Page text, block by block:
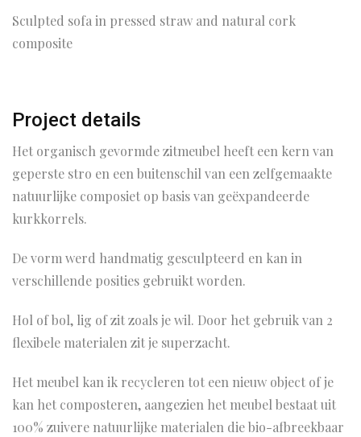
Sculpted sofa in pressed straw and natural cork
composite
Project details
Het organisch gevormde zitmeubel heeft een kern van
geperste stro en een buitenschil van een zelfgemaakte
natuurlijke composiet op basis van geëxpandeerde
kurkkorrels.
De vorm werd handmatig gesculpteerd en kan in
verschillende posities gebruikt worden.
Hol of bol, lig of zit zoals je wil. Door het gebruik van 2
flexibele materialen zit je superzacht.
Het meubel kan ik recycleren tot een nieuw object of je
kan het composteren, aangezien het meubel bestaat uit
100% zuivere natuurlijke materialen die bio-afbreekbaar